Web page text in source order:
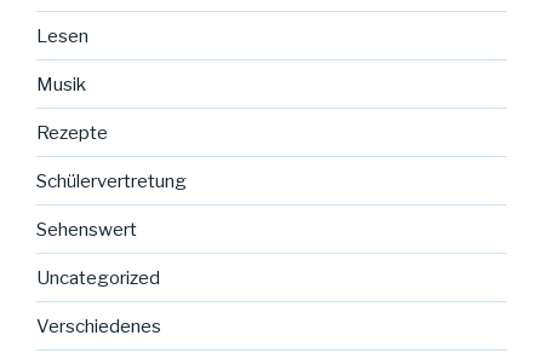
Lesen
Musik
Rezepte
Schülervertretung
Sehenswert
Uncategorized
Verschiedenes